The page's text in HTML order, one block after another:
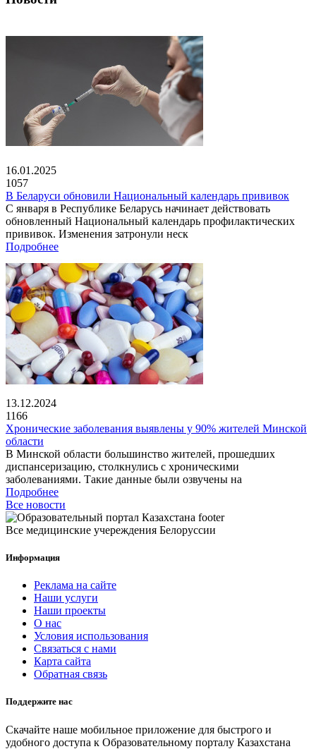
16.01.2025
1057
В Беларуси обновили Национальный календарь прививок
С января в Республике Беларусь начинает действовать
обновленный Национальный календарь профилактических
прививок. Изменения затронули неск
Подробнее
13.12.2024
1166
Хронические заболевания выявлены у 90% жителей Минской
области
В Минской области большинство жителей, прошедших
диспансеризацию, столкнулись с хроническими
заболеваниями. Такие данные были озвучены на
Подробнее
Все новости
Все медицинские учереждения Белоруссии
Информация
Реклама на сайте
Наши услуги
Наши проекты
О нас
Условия использования
Связаться с нами
Карта сайта
Обратная связь
Поддержите нас
Скачайте наше мобильное приложение для быстрого и
удобного доступа к Образовательному порталу Казахстана